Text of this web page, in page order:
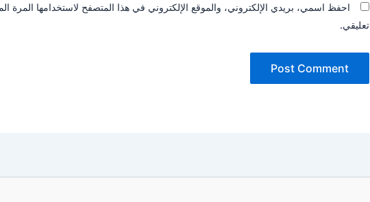
احفظ اسمي، بريدي الإلكتروني، والموقع الإلكتروني في هذا المتصفح لاستخدامها المرة
تعليقي.